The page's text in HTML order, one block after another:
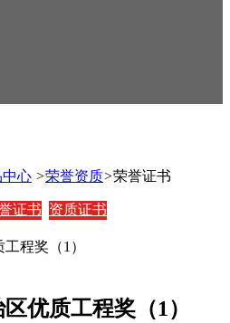
中心 >荣誉资质>荣誉证书
证书 资质证书
优质工程奖（1）